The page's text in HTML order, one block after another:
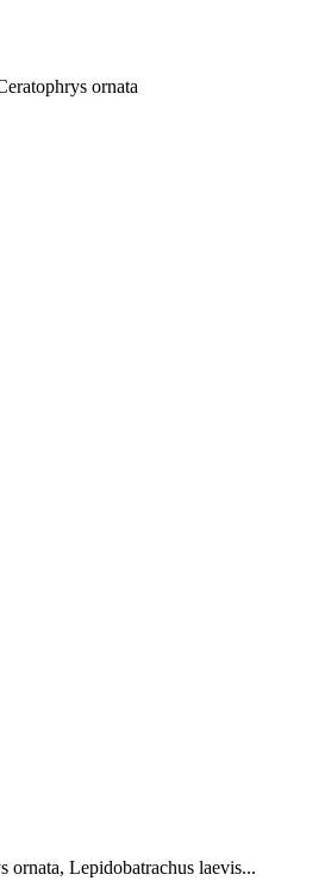
ornata
ornata, Lepidobatrachus laevis...